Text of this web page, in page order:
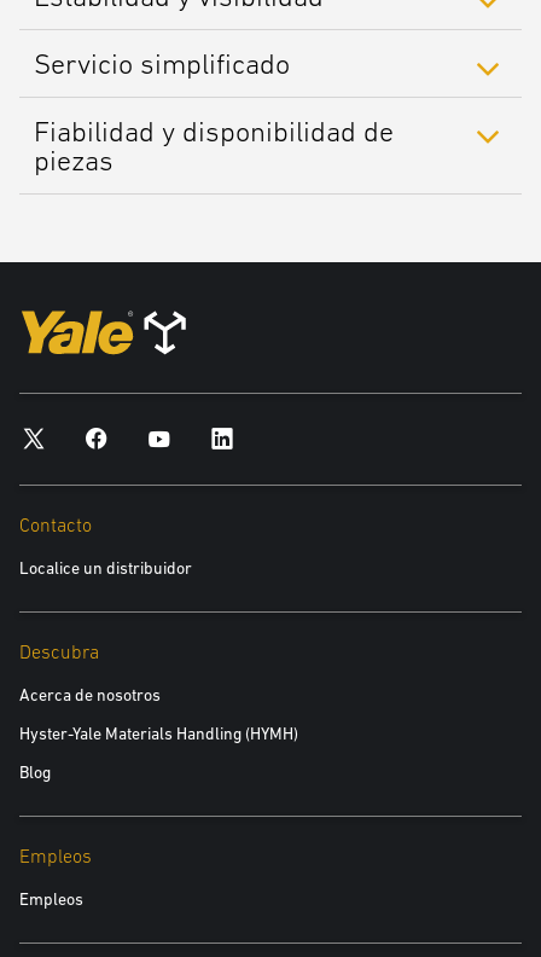
Servicio simplificado
Fiabilidad y disponibilidad de
piezas
Contacto
Localice un distribuidor
Descubra
Acerca de nosotros
Hyster-Yale Materials Handling (HYMH)
Blog
Empleos
Empleos